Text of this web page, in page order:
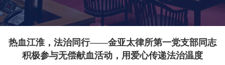
热血江淮，法治同行——金亚太律所第一党支部同志
积极参与无偿献血活动，用爱心传递法治温度